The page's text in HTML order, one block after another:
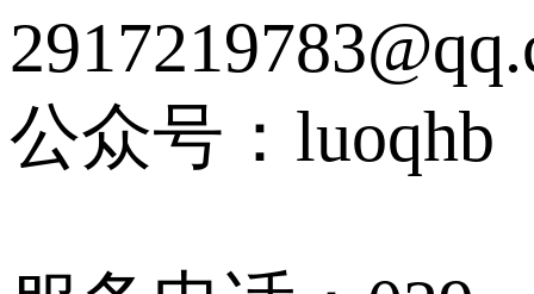
公众号：luoqhb